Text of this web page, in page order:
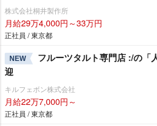
株式会社桐井製作所
月給29万4,000円～33万円
正社員 / 東京都
NEW
フルーツタルト専門店 :/の「
迎
キルフェボン株式会社
月給22万7,000円～
正社員 / 東京都